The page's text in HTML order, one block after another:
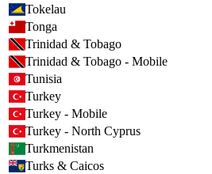
Tokelau
Tonga
Trinidad & Tobago
Trinidad & Tobago - Mobile
Tunisia
Turkey
Turkey - Mobile
Turkey - North Cyprus
Turkmenistan
Turks & Caicos